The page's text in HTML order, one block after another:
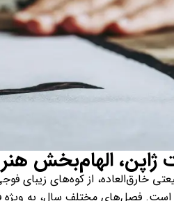
ژاپن، الهام‌بخش
خارق‌العاده، از کوه‌های زیبای
است. فصل‌های مختلف سال، به ویژه